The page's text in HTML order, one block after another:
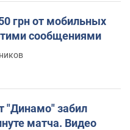
грн от мобильных
сообщениями
"Динамо" забил
матча. Видео